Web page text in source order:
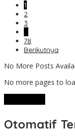
1
2
3
…
78
Berikutnya
No More Posts
No more pages to
Otomatif